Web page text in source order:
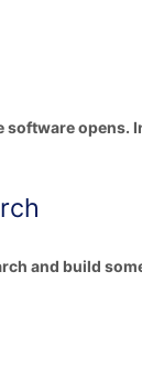
opens.
and build